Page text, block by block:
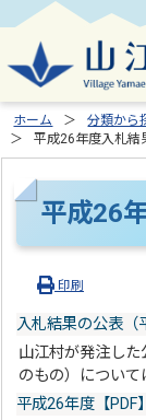
ホーム 分類から
平成26年度入札結
平成26
印刷
入札結果の公表（
山江村が発注し
のもの）について
平成26年度【PDF】